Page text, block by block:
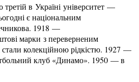
в Україні університет —
є національним
1918 —
марки з переверненим
стали колекційною рідкістю. 1927 —
клуб «Динамо». 1950 — в